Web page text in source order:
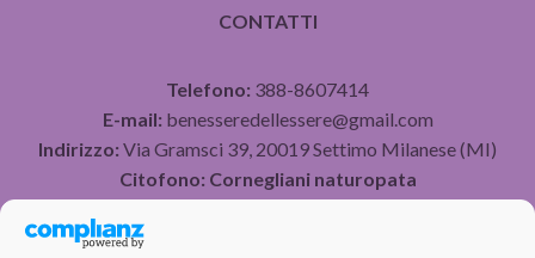
CONTATTI
Telefono: 388-8607414
E-mail: benesseredellessere@gmail.com
Indirizzo: Via Gramsci 39, 20019 Settimo Milanese (MI)
Citofono: Cornegliani naturopata